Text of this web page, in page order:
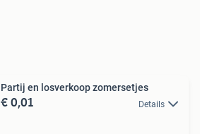
Partij en losverkoop zomersetjes
€ 0,01 Details